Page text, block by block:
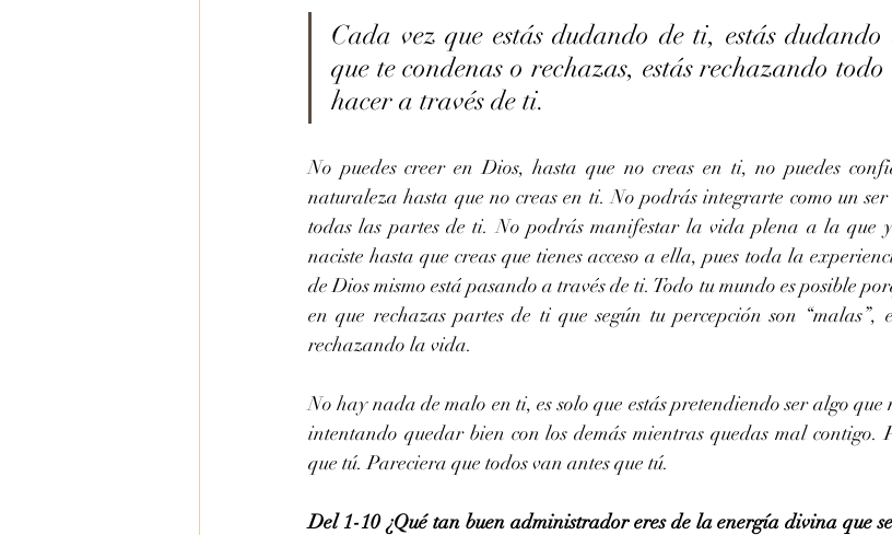
Cada vez que estás dudando de ti, estás
que te condenas o rechazas, estás rechazando
hacer a través de ti.
No puedes creer en Dios, hasta que no creas en ti, no puedes
naturaleza hasta que no creas en ti. No podrás integrarte como un ser
todas las partes de ti. No podrás manifestar la vida plena a la que
naciste hasta que creas que tienes acceso a ella, pues toda la
de Dios mismo está pasando a través de ti. Todo tu mundo es posible
en que rechazas partes de ti que según tu percepción son “malas”,
rechazando la vida.
No hay nada de malo en ti, es solo que estás pretendiendo ser algo que
intentando quedar bien con los demás mientras quedas mal contigo.
que tú. Pareciera que todos van antes que tú.
Del 1-10 ¿Qué tan buen administrador eres de la energía divina que